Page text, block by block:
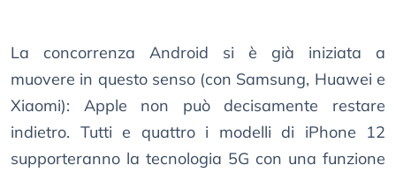
La concorrenza Android si è già iniziata a
muovere in questo senso (con Samsung, Huawei e
Xiaomi): Apple non può decisamente restare
indietro. Tutti e quattro i modelli di iPhone 12
supporteranno la tecnologia 5G con una funzione